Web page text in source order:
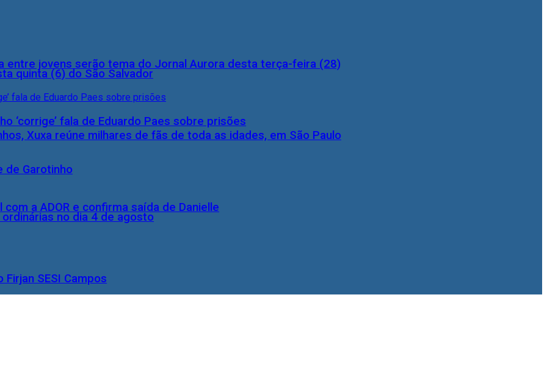
entre jovens serão tema do Jornal Aurora desta terça-feira (28)
Xuxa reúne milhares de fãs de toda as idades, em São Paulo
a ADOR e confirma saída de Danielle
SESI Campos
quinta (6) do São Salvador
‘corrige’ fala de Eduardo Paes sobre prisões
de Garotinho
no dia 4 de agosto